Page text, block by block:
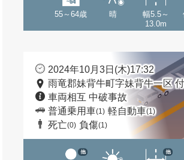
55～64歳 晴
幅5.5～
13.0m
2024年10月3日(木)17:32
雨竜郡妹背牛町字妹背牛一区
車両相互 中破事故
普通乗用車(1) 軽自動車(1)
死亡(0) 負傷(1)
他 他